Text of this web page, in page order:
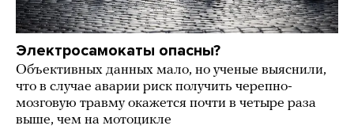
Электросамокаты опасны?
Объективных данных мало, но ученые выяснили,
что в случае аварии риск получить черепно-
мозговую травму окажется почти в четыре раза
выше, чем на мотоцикле